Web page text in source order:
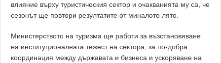
влияние върху туристическия сектор и очакванията му са, че
сезонът ще повтори резултатите от миналото лято.
Министерството на туризма ще работи за възстановяване
на институционалната тежест на сектора, за по-добра
координация между държавата и бизнеса и ускоряване на